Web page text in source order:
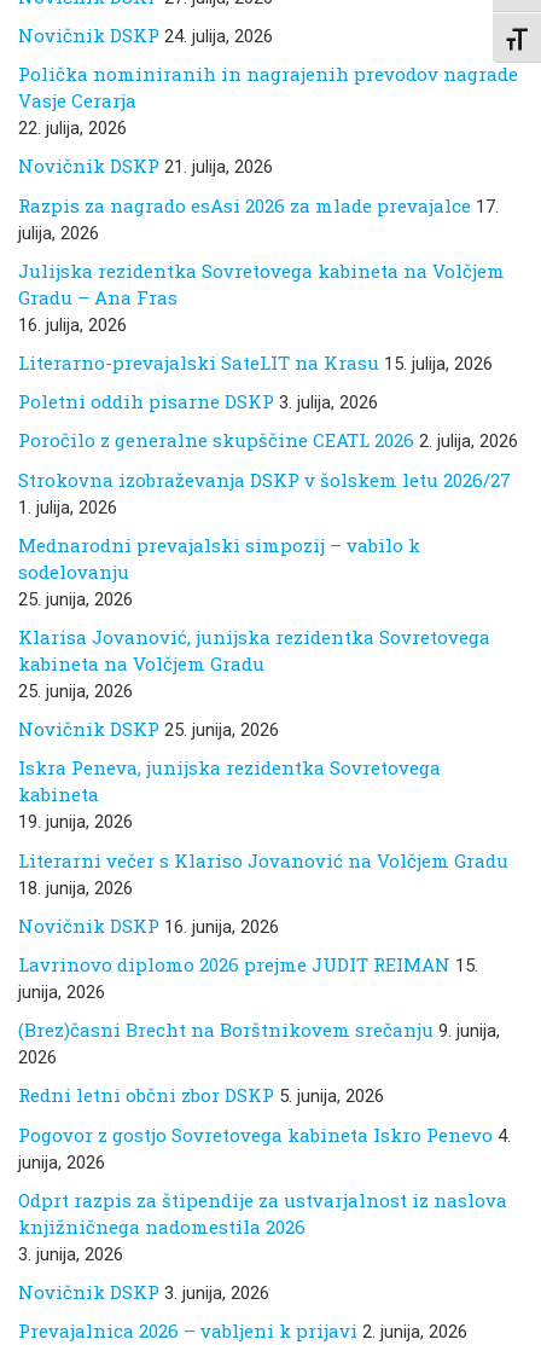
Novičnik DSKP 24. julija, 2026
Polička nominiranih in nagrajenih prevodov nagrade
Vasje Cerarja
22. julija, 2026
Novičnik DSKP 21. julija, 2026
Razpis za nagrado esAsi 2026 za mlade prevajalce 17.
julija, 2026
Julijska rezidentka Sovretovega kabineta na Volčjem
Gradu – Ana Fras
16. julija, 2026
Literarno-prevajalski SateLIT na Krasu 15. julija, 2026
Poletni oddih pisarne DSKP 3. julija, 2026
Poročilo z generalne skupščine CEATL 2026 2. julija, 2026
Strokovna izobraževanja DSKP v šolskem letu 2026/27
1. julija, 2026
Mednarodni prevajalski simpozij – vabilo k
sodelovanju
25. junija, 2026
Klarisa Jovanović, junijska rezidentka Sovretovega
kabineta na Volčjem Gradu
25. junija, 2026
Novičnik DSKP 25. junija, 2026
Iskra Peneva, junijska rezidentka Sovretovega
kabineta
19. junija, 2026
Literarni večer s Klariso Jovanović na Volčjem Gradu
18. junija, 2026
Novičnik DSKP 16. junija, 2026
Lavrinovo diplomo 2026 prejme JUDIT REIMAN 15.
junija, 2026
(Brez)časni Brecht na Borštnikovem srečanju 9. junija,
2026
Redni letni občni zbor DSKP 5. junija, 2026
Pogovor z gostjo Sovretovega kabineta Iskro Penevo 4.
junija, 2026
Odprt razpis za štipendije za ustvarjalnost iz naslova
knjižničnega nadomestila 2026
3. junija, 2026
Novičnik DSKP 3. junija, 2026
Prevajalnica 2026 – vabljeni k prijavi 2. junija, 2026